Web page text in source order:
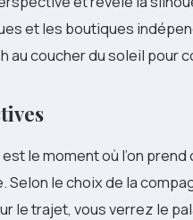
et les boutiques
au coucher du soleil pour
le moment où l’on
Selon le choix de la
le trajet, vous verrez le